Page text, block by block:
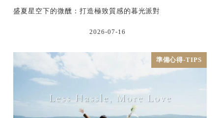
盛夏星空下的微醺：打造極致質感的暮光派對
2026-07-16
準備心得-TIPS